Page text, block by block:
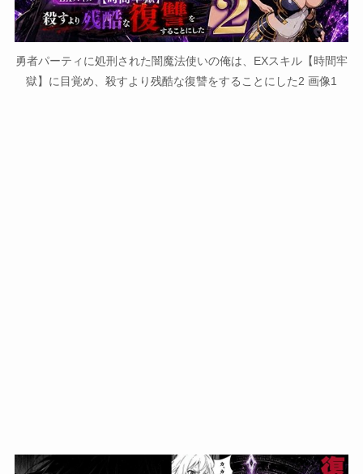
勇者パーティに処刑された闇魔法使いの俺は、EXスキル【時間牢
獄】に目覚め、殺すより残酷な復讐をすることにした2 画像1